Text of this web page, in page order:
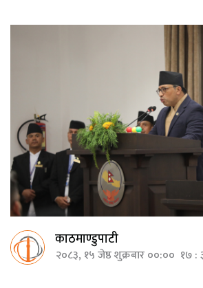
काठमाण्डुपाटी
२०८३, १५ जेष्ठ शुक्रबार ००:०० १७